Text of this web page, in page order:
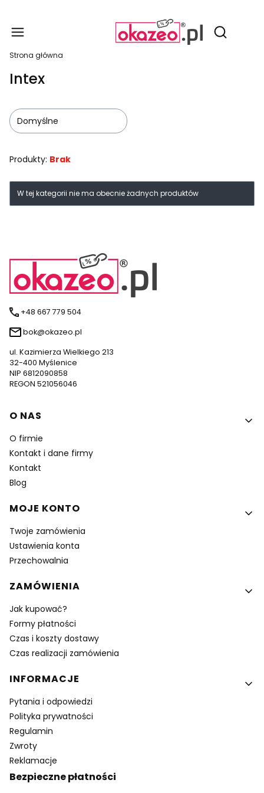
Otwórz
Strona główna
Intex
Domyślne
Produkty: Brak
Lista produktów
W tej kategorii nie ma obecnie żadnych produktów
+48 667 779 504
bok@okazeo.pl
ul. Kazimierza Wielkiego 213
32-400 Myślenice
NIP 6812090858
REGON 521056046
Linki w stopce
O NAS
O firmie
Kontakt i dane firmy
Kontakt
Blog
MOJE KONTO
Twoje zamówienia
Ustawienia konta
Przechowalnia
ZAMÓWIENIA
Jak kupować?
Formy płatności
Czas i koszty dostawy
Czas realizacji zamówienia
INFORMACJE
Pytania i odpowiedzi
Polityka prywatności
Regulamin
Zwroty
Reklamacje
Bezpieczne płatności